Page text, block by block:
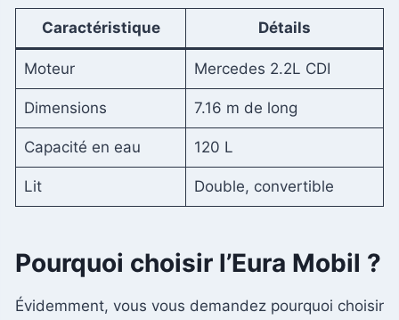
Caractéristique Détails
Moteur Mercedes 2.2L CDI
Dimensions 7.16 m de long
Capacité en eau 120 L
Lit Double, convertible
Pourquoi choisir l’Eura Mobil ?
Évidemment, vous vous demandez pourquoi choisir